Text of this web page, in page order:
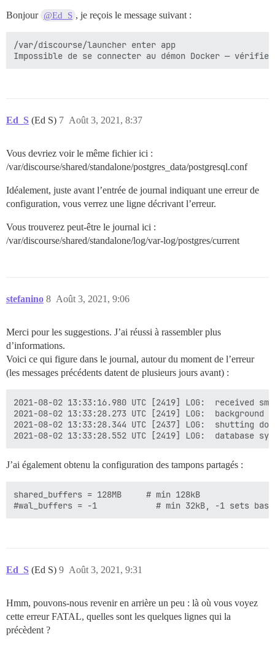
Bonjour @Ed_S , je reçois le message suivant :
/var/discourse/launcher enter app
Ed_S (Ed S) Août 3, 2021, 8:37
7
Vous devriez voir le même fichier ici :
/var/discourse/shared/standalone/postgres_data/postgresql.conf
Idéalement, juste avant l’entrée de journal indiquant une erreur de
configuration, vous verrez une ligne décrivant l’erreur.
Vous trouverez peut-être le journal ici :
/var/discourse/shared/standalone/log/var-log/postgres/current
stefanino Août 3, 2021, 9:06
8
Merci pour les suggestions. J’ai réussi à rassembler plus
d’informations.
Voici ce qui figure dans le journal, autour du moment de l’erreur
(les messages précédents datent de plusieurs jours avant) :
2021-08-02 13:33:16.980 UTC [2419] LOG:  received
2021-08-02 13:33:28.273 UTC [2419] LOG:
2021-08-02 13:33:28.344 UTC [2437] LOG:  shutting
J’ai également obtenu la configuration des tampons partagés :
shared_buffers = 128MB     # min 128kB
Ed_S (Ed S) Août 3, 2021, 9:31
9
Hmm, pouvons-nous revenir en arrière un peu : là où vous voyez
cette erreur FATAL, quelles sont les quelques lignes qui la
précèdent ?